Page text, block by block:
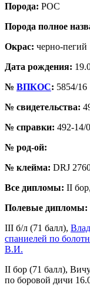
Порода: РОС
Порода полное
Окрас: черно-пегий
Дата рождения:
№ ВПКОС: 5854/16
№ свидетельства:
№ справки: 492-14/
№ род-ой:
№ клейма: DRJ
Все дипломы: II
Полевые дипломы:
III б/л (71 балл),
спаниелей по
В.И.
II бор (71 балл),
по боровой дичи